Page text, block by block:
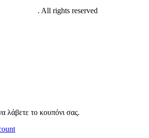
. All rights reserved
λάβετε το κουπόνι σας.